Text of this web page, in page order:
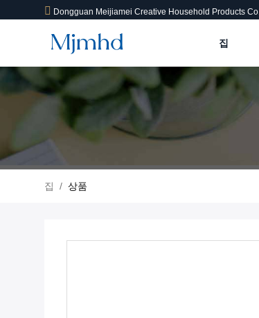
Dongguan Meijiamei Creative Household Products
집
집 / 상품